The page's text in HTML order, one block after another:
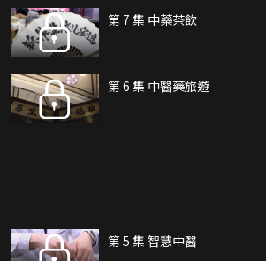
第 7 集 中藥茶飲
第 6 集 中醫藥旅遊
第 5 集 智慧中醫